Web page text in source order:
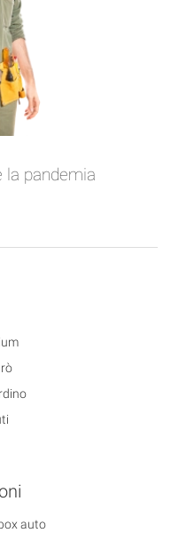
la pandemia
auto